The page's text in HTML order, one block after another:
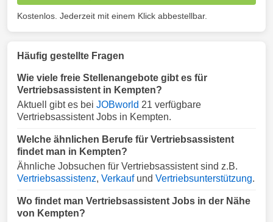
Kostenlos. Jederzeit mit einem Klick abbestellbar.
Häufig gestellte Fragen
Wie viele freie Stellenangebote gibt es für
Vertriebsassistent in Kempten?
Aktuell gibt es bei JOBworld 21 verfügbare
Vertriebsassistent Jobs in Kempten.
Welche ähnlichen Berufe für Vertriebsassistent
findet man in Kempten?
Ähnliche Jobsuchen für Vertriebsassistent sind z.B.
Vertriebsassistenz, Verkaufund Vertriebsunterstützung.
Wo findet man Vertriebsassistent Jobs in der Nähe
von Kempten?